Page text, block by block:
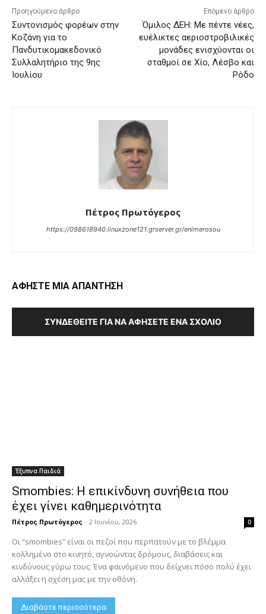
Προηγούμενο άρθρο
Συντονισμός φορέων στην
Κοζάνη για το
Πανδυτικομακεδονικό
Συλλαλητήριο της 9ης
Ιουλίου
Επόμενο άρθρο
Όμιλος ΔΕΗ: Με πέντε νέες,
ευέλικτες αεριοστροβιλικές
μονάδες ενισχύονται οι
σταθμοί σε Χίο, Λέσβο και
Ρόδο
Πέτρος Πρωτόγερος
https://098618940.linuxzone121.grserver.gr/enimerosou
ΑΦΗΣΤΕ ΜΙΑ ΑΠΑΝΤΗΣΗ
ΣΥΝΔΕΘΕΊΤΕ ΓΙΑ ΝΑ ΑΦΉΣΕΤΕ ΈΝΑ ΣΧΌΛΙΟ
Έξυπνα Παιδιά
Smombies: Η επικίνδυνη συνήθεια που
έχει γίνει καθημερινότητα
Πέτρος Πρωτόγερος - 2 Ιουνίου, 2026 0
Οι “smombies” είναι οι πεζοί που περπατούν με το βλέμμα
κολλημένο στο κινητό, αγνοώντας δρόμους, διαβάσεις και
κινδύνους γύρω τους. Ένα φαινόμενο που δείχνει πόσο πολύ έχει
αλλάξει η σχέση μας με την οθόνη.
Διαβάστε περισσότερα